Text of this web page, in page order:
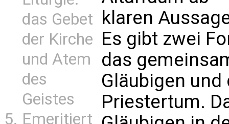
das Gebet
der Kirche
und Atem
des
Geistes
Emeritiert
klaren
Es gibt zwei
das
Gläubigen
Priestertum.